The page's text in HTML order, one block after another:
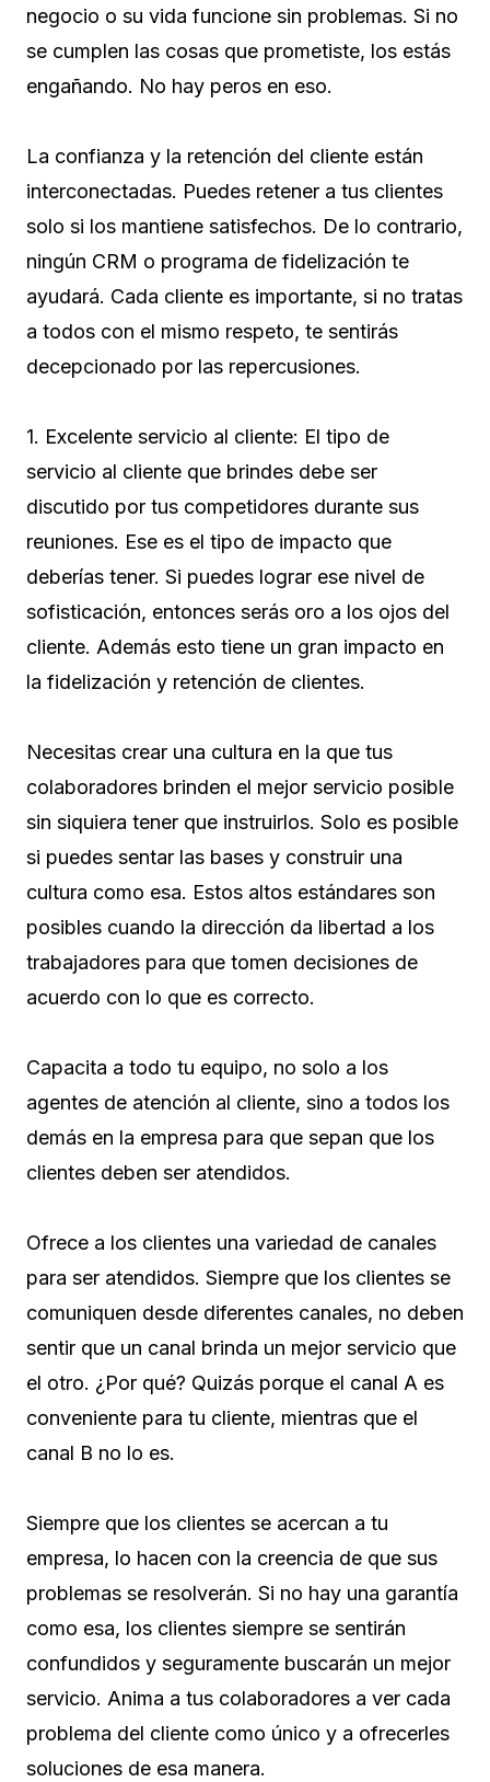
negocio o su vida funcione sin problemas. Si no
se cumplen las cosas que prometiste, los estás
engañando. No hay peros en eso.
La confianza y la retención del cliente están
interconectadas. Puedes retener a tus clientes
solo si los mantiene satisfechos. De lo contrario,
ningún CRM o programa de fidelización te
ayudará. Cada cliente es importante, si no tratas
a todos con el mismo respeto, te sentirás
decepcionado por las repercusiones.
1. Excelente servicio al cliente: El tipo de
servicio al cliente que brindes debe ser
discutido por tus competidores durante sus
reuniones. Ese es el tipo de impacto que
deberías tener. Si puedes lograr ese nivel de
sofisticación, entonces serás oro a los ojos del
cliente. Además esto tiene un gran impacto en
la fidelización y retención de clientes.
Necesitas crear una cultura en la que tus
colaboradores brinden el mejor servicio posible
sin siquiera tener que instruirlos. Solo es posible
si puedes sentar las bases y construir una
cultura como esa. Estos altos estándares son
posibles cuando la dirección da libertad a los
trabajadores para que tomen decisiones de
acuerdo con lo que es correcto.
Capacita a todo tu equipo, no solo a los
agentes de atención al cliente, sino a todos los
demás en la empresa para que sepan que los
clientes deben ser atendidos.
Ofrece a los clientes una variedad de canales
para ser atendidos. Siempre que los clientes se
comuniquen desde diferentes canales, no deben
sentir que un canal brinda un mejor servicio que
el otro. ¿Por qué? Quizás porque el canal A es
conveniente para tu cliente, mientras que el
canal B no lo es.
Siempre que los clientes se acercan a tu
empresa, lo hacen con la creencia de que sus
problemas se resolverán. Si no hay una garantía
como esa, los clientes siempre se sentirán
confundidos y seguramente buscarán un mejor
servicio. Anima a tus colaboradores a ver cada
problema del cliente como único y a ofrecerles
soluciones de esa manera.